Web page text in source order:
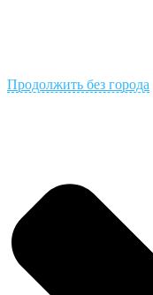
Продолжить без города